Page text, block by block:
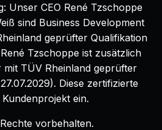
Unser CEO René Tzschoppe
sind Business Development
geprüfter Qualifikation
Tzschoppe ist zusätzlich
TÜV Rheinland geprüfter
27.07.2029). Diese zertifizierte
ein.
vorbehalten.